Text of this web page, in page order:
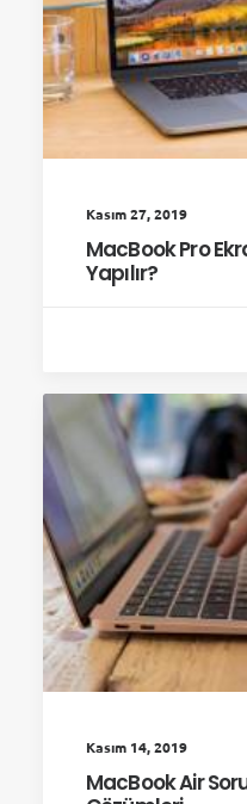
Kasım 27, 2019
MacBook Pro
Yapılır?
Kasım 14, 2019
MacBook Air